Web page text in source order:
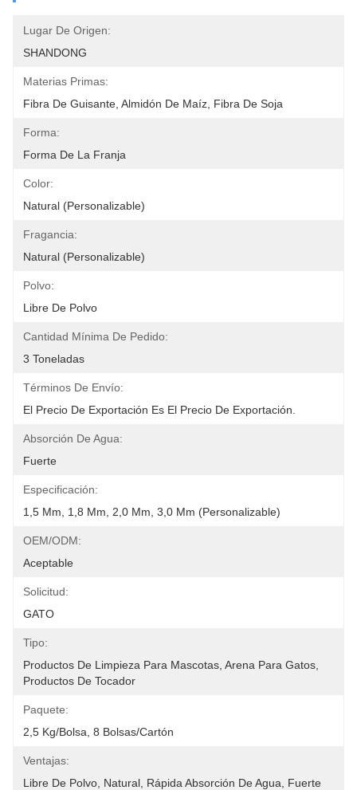
Lugar De Origen:
SHANDONG
Materias Primas:
Fibra De Guisante, Almidón De Maíz, Fibra De Soja
Forma:
Forma De La Franja
Color:
Natural (Personalizable)
Fragancia:
Natural (Personalizable)
Polvo:
Libre De Polvo
Cantidad Mínima De Pedido:
3 Toneladas
Términos De Envío:
El Precio De Exportación Es El Precio De Exportación.
Absorción De Agua:
Fuerte
Especificación:
1,5 Mm, 1,8 Mm, 2,0 Mm, 3,0 Mm (personalizable)
OEM/ODM:
Aceptable
Solicitud:
GATO
Tipo:
Productos De Limpieza Para Mascotas, Arena Para Gatos,
Productos De Tocador
Paquete:
2,5 Kg/bolsa, 8 Bolsas/cartón
Ventajas:
Libre De Polvo, Natural, Rápida Absorción De Agua, Fuerte